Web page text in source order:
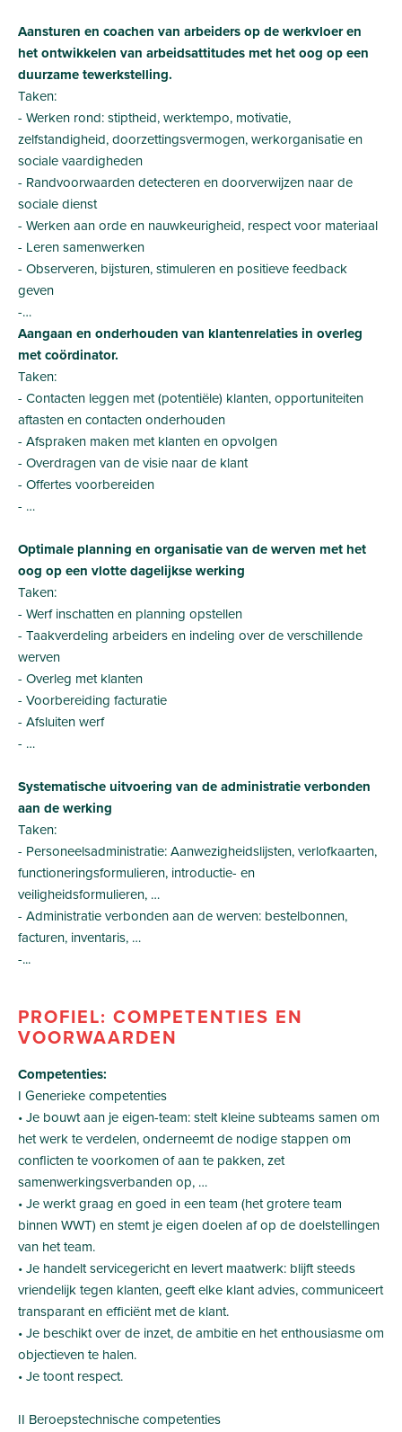
Aansturen en coachen van arbeiders op de werkvloer en
het ontwikkelen van arbeidsattitudes met het oog op een
duurzame tewerkstelling.
Taken:
- Werken rond: stiptheid, werktempo, motivatie,
zelfstandigheid, doorzettingsvermogen, werkorganisatie en
sociale vaardigheden
- Randvoorwaarden detecteren en doorverwijzen naar de
sociale dienst
- Werken aan orde en nauwkeurigheid, respect voor materiaal
- Leren samenwerken
- Observeren, bijsturen, stimuleren en positieve feedback
geven
-…
Aangaan en onderhouden van klantenrelaties in overleg
met coördinator.
Taken:
- Contacten leggen met (potentiële) klanten, opportuniteiten
aftasten en contacten onderhouden
- Afspraken maken met klanten en opvolgen
- Overdragen van de visie naar de klant
- Offertes voorbereiden
- …
Optimale planning en organisatie van de werven met het
oog op een vlotte dagelijkse werking
Taken:
- Werf inschatten en planning opstellen
- Taakverdeling arbeiders en indeling over de verschillende
werven
- Overleg met klanten
- Voorbereiding facturatie
- Afsluiten werf
- …
Systematische uitvoering van de administratie verbonden
aan de werking
Taken:
- Personeelsadministratie: Aanwezigheidslijsten, verlofkaarten,
functioneringsformulieren, introductie- en
veiligheidsformulieren, …
- Administratie verbonden aan de werven: bestelbonnen,
facturen, inventaris, …
-...
PROFIEL: COMPETENTIES EN
VOORWAARDEN
Competenties:
I Generieke competenties
• Je bouwt aan je eigen-team: stelt kleine subteams samen om
het werk te verdelen, onderneemt de nodige stappen om
conflicten te voorkomen of aan te pakken, zet
samenwerkingsverbanden op, …
• Je werkt graag en goed in een team (het grotere team
binnen WWT) en stemt je eigen doelen af op de doelstellingen
van het team.
• Je handelt servicegericht en levert maatwerk: blijft steeds
vriendelijk tegen klanten, geeft elke klant advies, communiceert
transparant en efficiënt met de klant.
• Je beschikt over de inzet, de ambitie en het enthousiasme om
objectieven te halen.
• Je toont respect.
II Beroepstechnische competenties